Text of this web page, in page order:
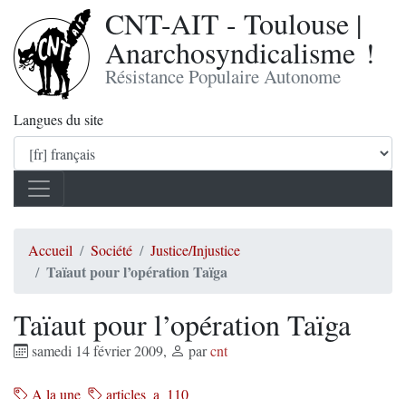
CNT-AIT - Toulouse |
Anarchosyndicalisme !
Résistance Populaire Autonome
Langues du site
Accueil Société Justice/Injustice
Taïaut pour l’opération Taïga
Taïaut pour l’opération Taïga
samedi 14 février 2009, parcnt
A la une articles_a_110